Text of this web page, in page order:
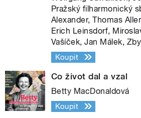
Pražský filharmonický
Alexander, Thomas
Erich Leinsdorf,
Vašíček, Jan Málek,
Koupit
Co život dal a vzal
Betty MacDonaldová
Koupit